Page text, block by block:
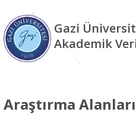
Gazi
Akademik
Araştırma Alanları